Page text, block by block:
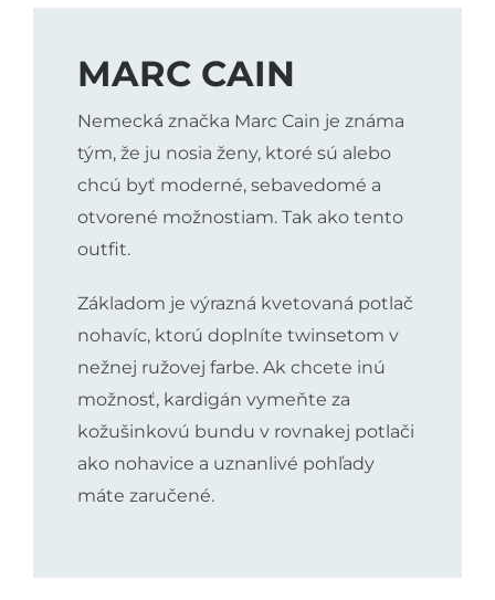
MARC CAIN
Nemecká značka Marc Cain je známa
tým, že ju nosia ženy, ktoré sú alebo
chcú byť moderné, sebavedomé a
otvorené možnostiam. Tak ako tento
outfit.
Základom je výrazná kvetovaná potlač
nohavíc, ktorú doplníte twinsetom v
nežnej ružovej farbe. Ak chcete inú
možnosť, kardigán vymeňte za
kožušinkovú bundu v rovnakej potlači
ako nohavice a uznanlivé pohľady
máte zaručené.